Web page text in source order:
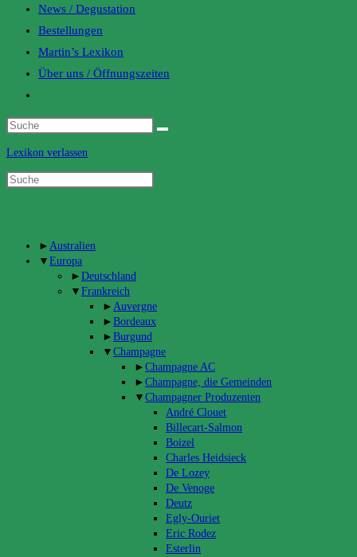
News / Degustation
Bestellungen
Martin’s Lexikon
Über uns / Öffnungszeiten
website
search
Lexikon verlassen
► Australien
▼ Europa
► Deutschland
▼ Frankreich
► Auvergne
► Bordeaux
► Burgund
▼ Champagne
► Champagne AC
► Champagne, die Gemeinden
▼ Champagner Produzenten
André Clouet
Billecart-Salmon
Boizel
Charles Heidsieck
De Lozey
De Venoge
Deutz
Egly-Ouriet
Eric Rodez
Esterlin